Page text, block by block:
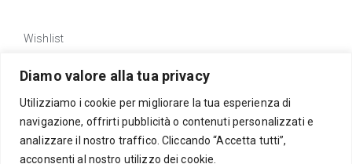
Diamo valore alla tua privacy
Utilizziamo i cookie per migliorare la tua esperienza di
navigazione, offrirti pubblicità o contenuti personalizzati e
analizzare il nostro traffico. Cliccando “Accetta tutti”,
acconsenti al nostro utilizzo dei cookie.
Wishlist
Richiedi reso